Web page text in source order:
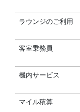
ラウンジのご利用
客室乗務員
機内サービス
マイル積算